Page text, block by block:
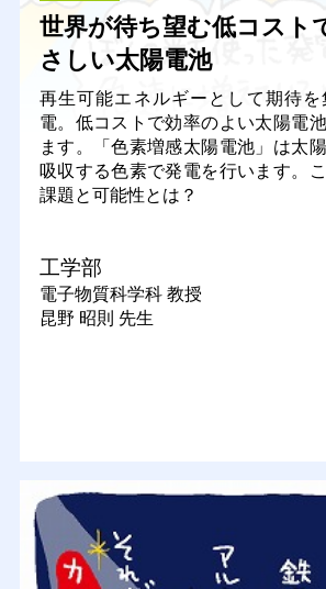
世界が待ち望む低コスト
さしい太陽電池
再生可能エネルギーとして期待
電。低コストで効率のよい太陽電
ます。「色素増感太陽電池」は太
吸収する色素で発電を行います。
課題と可能性とは？
工学部
電子物質科学科 教授
昆野 昭則 先生